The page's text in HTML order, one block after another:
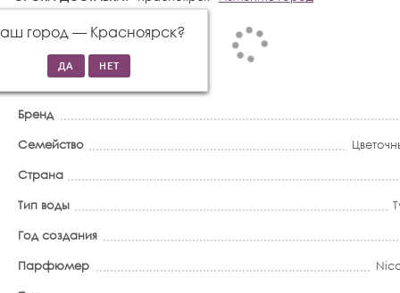
город — Красноярск?
Бренд
Семейство
Страна
Тип воды
Год создания
Парфюмер